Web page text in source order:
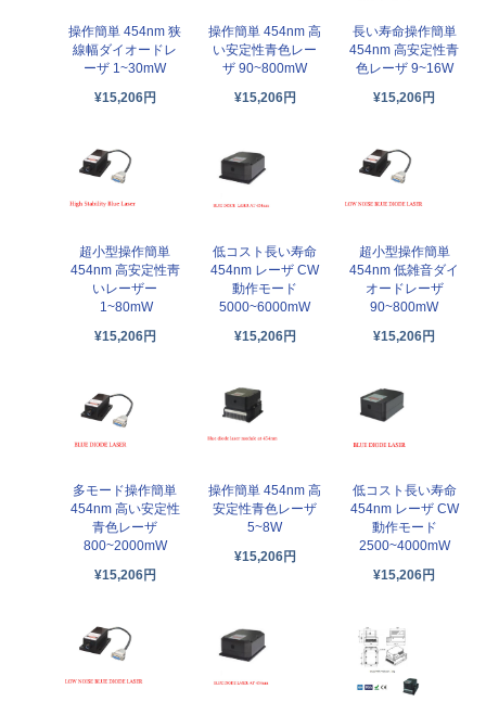
操作簡単 454nm 狭
線幅ダイオードレ
ーザ 1~30mW
¥15,206円
操作簡単 454nm 高
い安定性青色レー
ザ 90~800mW
¥15,206円
長い寿命操作簡単
454nm 高安定性青
色レーザ 9~16W
¥15,206円
超小型操作簡単
454nm 高安定性靑
いレーザー
1~80mW
¥15,206円
低コスト長い寿命
454nm レーザ CW
動作モード
5000~6000mW
¥15,206円
超小型操作簡単
454nm 低雑音ダイ
オードレーザ
90~800mW
¥15,206円
多モード操作簡単
454nm 高い安定性
青色レーザ
800~2000mW
¥15,206円
操作簡単 454nm 高
安定性青色レーザ
5~8W
¥15,206円
低コスト長い寿命
454nm レーザ CW
動作モード
2500~4000mW
¥15,206円